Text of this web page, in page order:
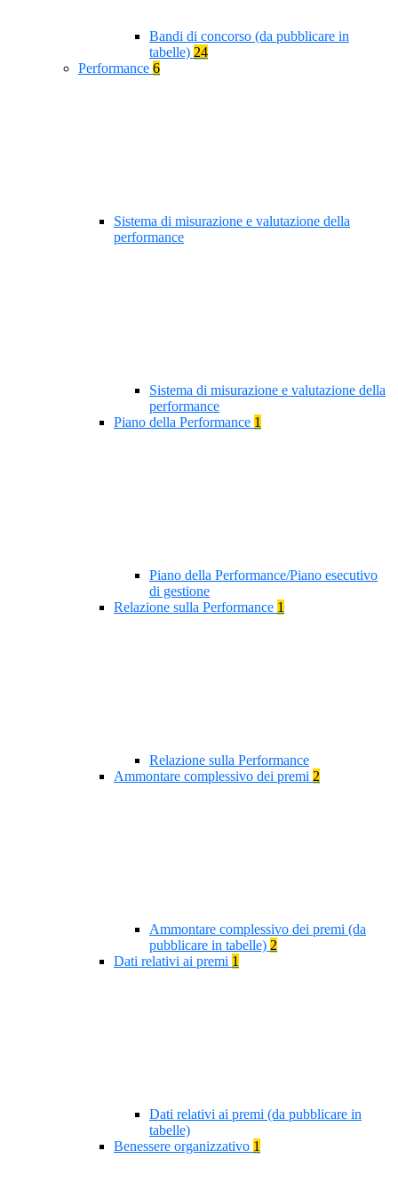
Bandi di concorso (da pubblicare in
tabelle) 24
Performance 6
Sistema di misurazione e valutazione della
performance
Sistema di misurazione e valutazione della
performance
Piano della Performance 1
Piano della Performance/Piano esecutivo
di gestione
Relazione sulla Performance 1
Relazione sulla Performance
Ammontare complessivo dei premi 2
Ammontare complessivo dei premi (da
pubblicare in tabelle) 2
Dati relativi ai premi 1
Dati relativi ai premi (da pubblicare in
tabelle)
Benessere organizzativo 1